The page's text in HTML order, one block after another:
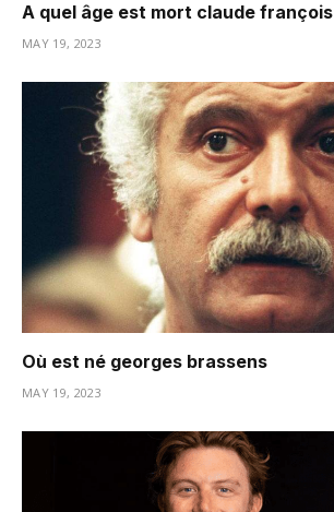
A quel âge est mort claude françois
MAY 19, 2023
Où est né georges brassens
MAY 19, 2023